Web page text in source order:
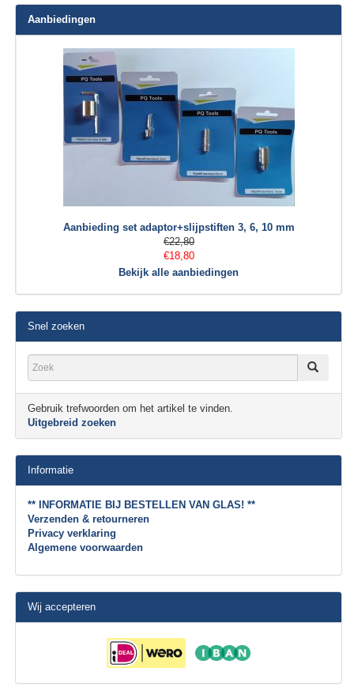
Aanbiedingen
Aanbieding set adaptor+slijpstiften 3, 6, 10 mm
€22,80
€18,80
Bekijk alle aanbiedingen
Snel zoeken
Gebruik trefwoorden om het artikel te vinden.
Uitgebreid zoeken
Informatie
** INFORMATIE BIJ BESTELLEN VAN GLAS! **
Verzenden & retourneren
Privacy verklaring
Algemene voorwaarden
Wij accepteren